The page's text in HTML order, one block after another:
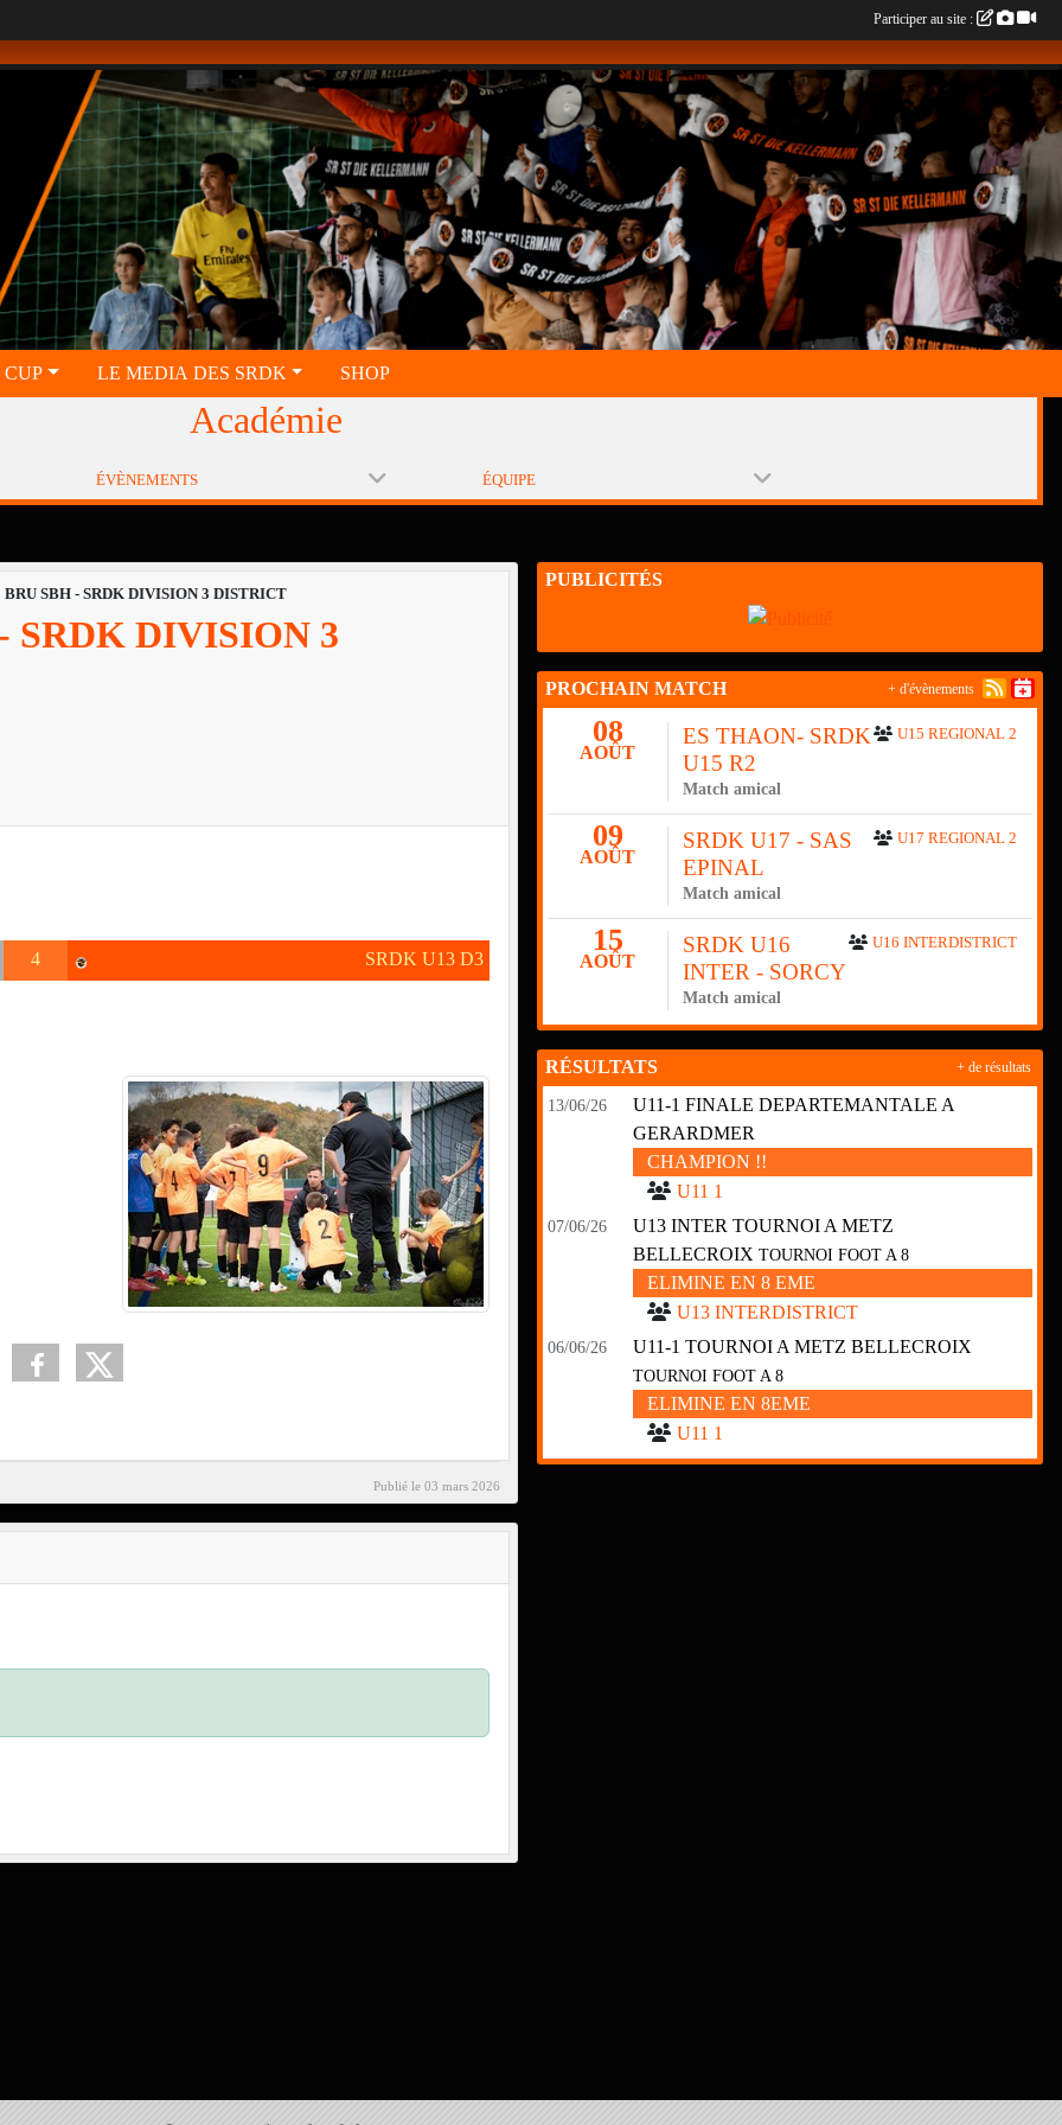
LE MEDIA DES SRDK SHOP
Académie
ÉVÈNEMENTS ÉQUIPE
SBH - SRDK DIVISION 3 DISTRICT
SRDK DIVISION 3
4 SRDK U13 D3
Publié le03 mars 2026
PUBLICITÉS
PROCHAIN MATCH
08
AOÛT
U15 REGIONAL 2
ES THAON- SRDK
U15 R2
Match amical
09
AOÛT
U17 REGIONAL 2
SRDK U17 - SAS
EPINAL
Match amical
15
AOÛT
U16 INTERDISTRICT
SRDK U16
INTER - SORCY
Match amical
+ d'évènements
RÉSULTATS
13/06/26
U11-1 FINALE DEPARTEMANTALE A
GERARDMER
CHAMPION !!
U11 1
07/06/26
U13 INTER TOURNOI A METZ
BELLECROIX TOURNOI FOOT A 8
ELIMINE EN 8 EME
U13 INTERDISTRICT
06/06/26 U11-1 TOURNOI A METZ BELLECROIX
TOURNOI FOOT A 8
ELIMINE EN 8EME
U11 1
+ de résultats
Participer au site :